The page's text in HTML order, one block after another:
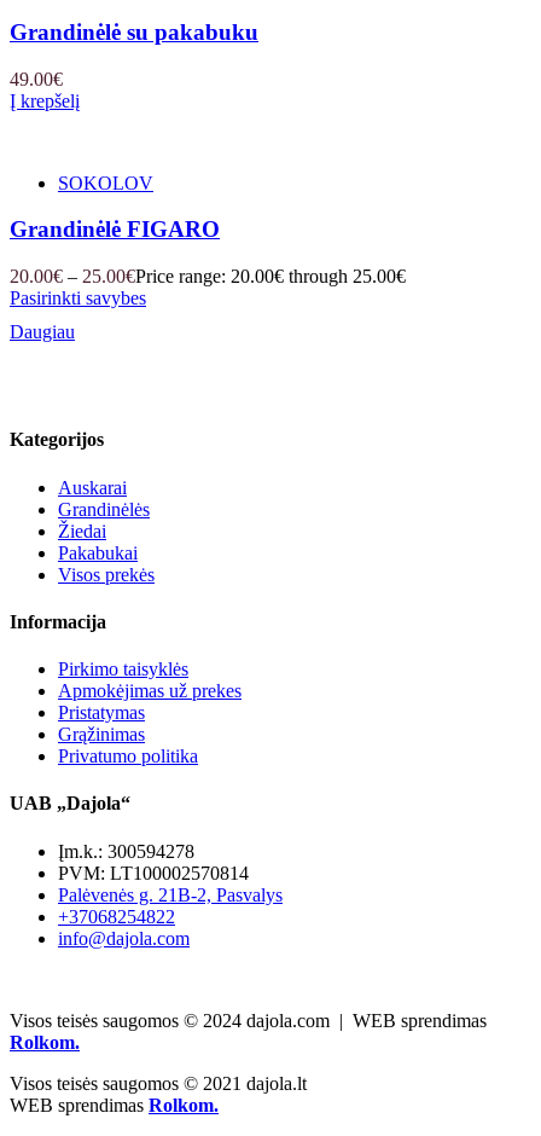
Grandinėlė su pakabuku
49.00€
Į krepšelį
SOKOLOV
Grandinėlė FIGARO
20.00€ – 25.00€Price range: 20.00€ through 25.00€
Pasirinkti savybes
Daugiau
Kategorijos
Auskarai
Grandinėlės
Žiedai
Pakabukai
Visos prekės
Informacija
Pirkimo taisyklės
Apmokėjimas už prekes
Pristatymas
Grąžinimas
Privatumo politika
UAB „Dajola“
Įm.k.: 300594278
PVM: LT100002570814
Palėvenės g. 21B-2, Pasvalys
+37068254822
info@dajola.com
Visos teisės saugomos © 2024 dajola.com | WEB sprendimas
Rolkom.
Visos teisės saugomos © 2021 dajola.lt
WEB sprendimas Rolkom.